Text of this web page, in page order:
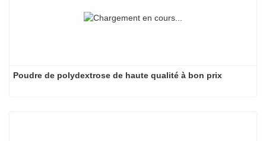
Poudre de polydextrose de haute qualité à bon prix